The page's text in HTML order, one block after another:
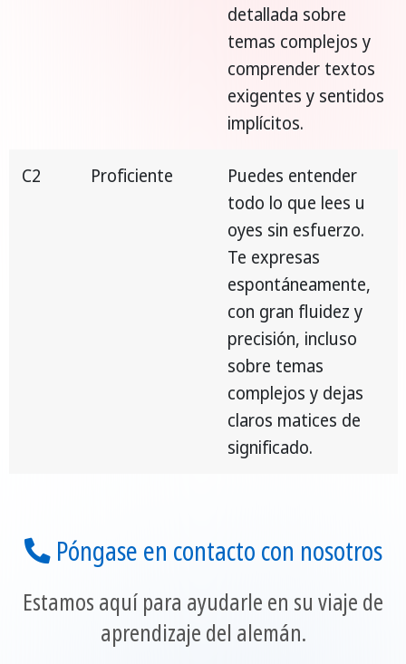
detallada sobre
temas complejos y
comprender textos
exigentes y sentidos
implícitos.
C2 Proficiente
Puedes entender
todo lo que lees u
oyes sin esfuerzo.
Te expresas
espontáneamente,
con gran fluidez y
precisión, incluso
sobre temas
complejos y dejas
claros matices de
significado.
Póngase en contacto con nosotros
Estamos aquí para ayudarle en su viaje de
aprendizaje del alemán.